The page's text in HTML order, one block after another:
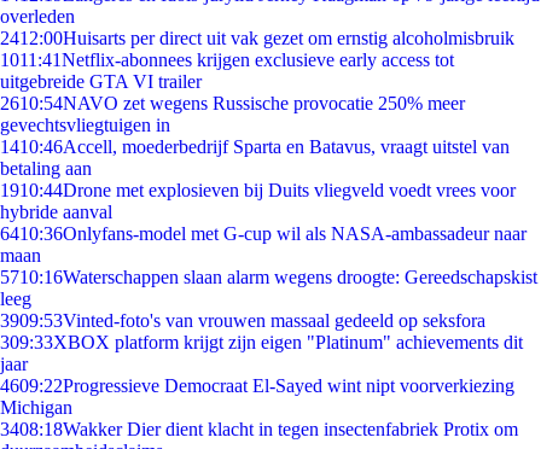
overleden
2412:00Huisarts per direct uit vak gezet om ernstig alcoholmisbruik
1011:41Netflix-abonnees krijgen exclusieve early access tot
uitgebreide GTA VI trailer
2610:54NAVO zet wegens Russische provocatie 250% meer
gevechtsvliegtuigen in
1410:46Accell, moederbedrijf Sparta en Batavus, vraagt uitstel van
betaling aan
1910:44Drone met explosieven bij Duits vliegveld voedt vrees voor
hybride aanval
6410:36Onlyfans-model met G-cup wil als NASA-ambassadeur naar
maan
5710:16Waterschappen slaan alarm wegens droogte: Gereedschapskist
leeg
3909:53Vinted-foto's van vrouwen massaal gedeeld op seksfora
309:33XBOX platform krijgt zijn eigen "Platinum" achievements dit
jaar
4609:22Progressieve Democraat El-Sayed wint nipt voorverkiezing
Michigan
3408:18Wakker Dier dient klacht in tegen insectenfabriek Protix om